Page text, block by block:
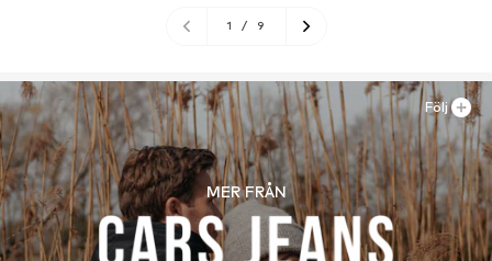
1 / 9
MER FRÅN
Följ